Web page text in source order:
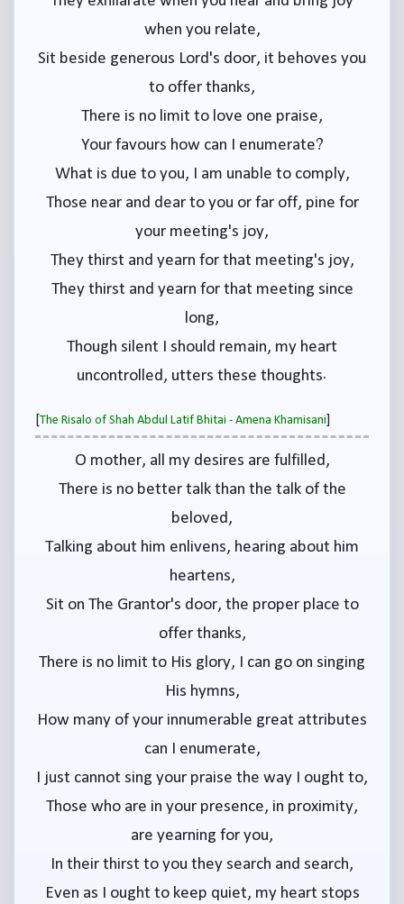
when you relate,
Sit beside generous Lord's door, it behoves you
to offer thanks,
There is no limit to love one praise,
Your favours how can I enumerate?
What is due to you, I am unable to comply,
Those near and dear to you or far off, pine for
your meeting's joy,
They thirst and yearn for that meeting's joy,
They thirst and yearn for that meeting since
long,
Though silent I should remain, my heart
uncontrolled, utters these thoughts.
[The Risalo of Shah Abdul Latif Bhitai - Amena Khamisani
O mother, all my desires are fulfilled,
There is no better talk than the talk of the
beloved,
Talking about him enlivens, hearing about him
heartens,
Sit on The Grantor's door, the proper place to
offer thanks,
There is no limit to His glory, I can go on singing
His hymns,
How many of your innumerable great attributes
can I enumerate,
I just cannot sing your praise the way I ought to,
Those who are in your presence, in proximity,
are yearning for you,
In their thirst to you they search and search,
Even as I ought to keep quiet, my heart stops